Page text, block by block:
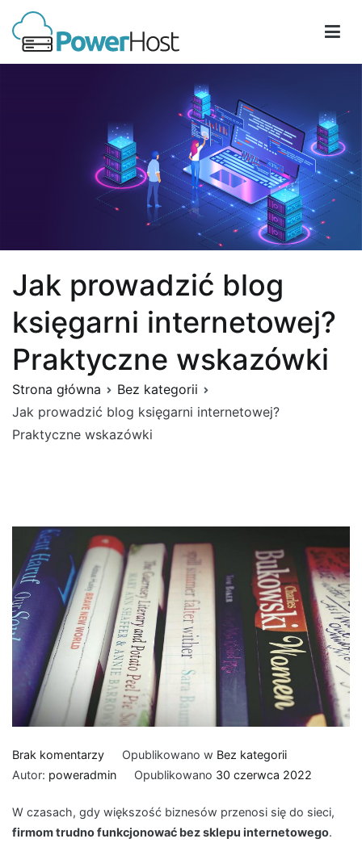
Przejdź
do
treści
PowerHost
Jak prowadzić blog
księgarni internetowej?
Praktyczne wskazówki
Strona główna
Bez kategorii
Jak prowadzić blog księgarni internetowej?
Praktyczne wskazówki
Brak komentarzydo
Jak
blog
księgarni
Opublikowano w Bez kategorii
Autor: poweradmin Opublikowano 30 czerwca 2022
W czasach, gdy większość biznesów przenosi się do sieci,
firmom trudno funkcjonować bez sklepu internetowego.